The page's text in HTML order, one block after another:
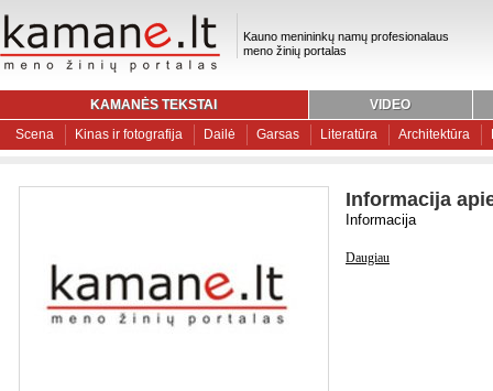
Kauno menininkų namų profesionalaus
meno žinių portalas
KAMANĖS TEKSTAI
VIDEO
Scena
Kinas ir fotografija Dailė Garsas Literatūra Architektūra
Informacija
Informacija
Daugiau